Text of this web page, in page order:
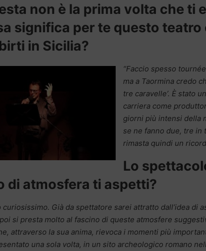
non è la prima volta che ti
significa per te questo teatro
in Sicilia?
“Faccio spesso
ma a Taormina credo
tre caravelle’. È stato
carriera come
giorni più intensi della
se ne fanno due, tre in
rimasta quindi un
Lo
di atmosfera ti aspetti?
curiosissimo. Già da spettatore sarei attratto dall’idea di
si presta molto al fascino di queste atmosfere
attraverso la sua anima, rievoca i momenti più
una sola volta, in un sito archeologico romano